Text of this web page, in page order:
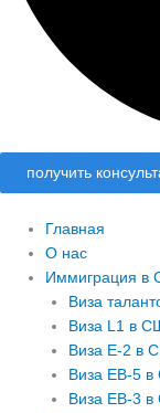
получить
Главная
О нас
Иммиграция в
Виза
Виза L1 в
Виза E-2 в
Виза EB-5
Виза EB-3